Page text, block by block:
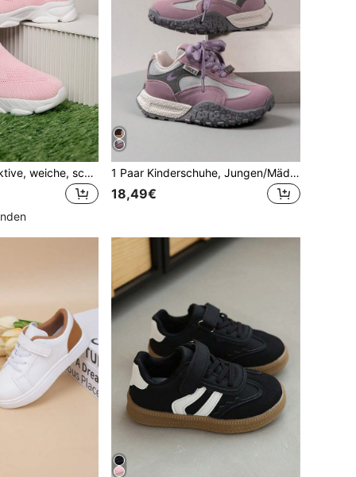
1 Paar atmungsaktive, weiche, schnelltrocknende, leichte Freizeitschuhe für Kinder, geeignet zum Laufen und Gehen, gestrickte Sportschuhe 1 Paar Kinderschuhe, Jungen/Mädchen Schulsportschuhe, neue Frühlings-/Herbst-Freizeitschuhe, unisex Studentenschuhe, Basketballschuhe, geeignet für Alltag, Lässig, Reisen, alle Jahreszeiten
18,49€